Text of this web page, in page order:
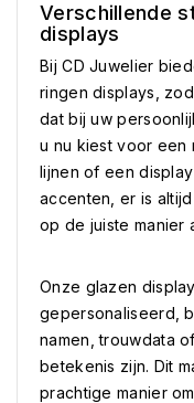
Verschillende
displays
Bij CD Juwelier
ringen displays,
dat bij uw
u nu kiest voor een
lijnen of een
accenten, er is
op de juiste manier
Onze glazen
gepersonaliseerd,
namen, trouwdata
betekenis zijn. Dit
prachtige manier